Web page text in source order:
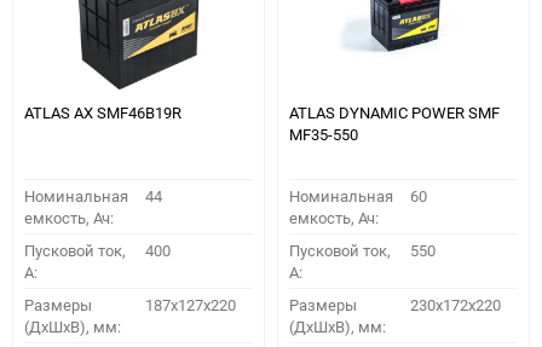
ATLAS AX SMF46B19R
Номинальная
емкость, Ач:
44
Пусковой ток,
A:
400
Размеры
(ДхШхВ), мм:
187x127x220
ATLAS DYNAMIC POWER SMF
MF35-550
Номинальная
емкость, Ач:
60
Пусковой ток,
A:
550
Размеры
(ДхШхВ), мм:
230x172x220